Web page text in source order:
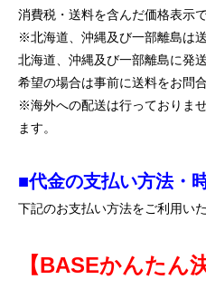
消費税・送料を含んだ価格表示で
※北海道、沖縄及び一部離島は
北海道、沖縄及び一部離島に発
希望の場合は事前に送料をお問合
※海外への配送は行っておりま
ます。
■代金の支払い方法・
下記のお支払い方法をご利用いた
【BASEかんたん